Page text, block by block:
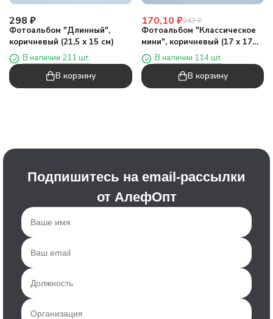
298 ₽
Фотоальбом "Длинный",
коричневый (21,5 х 15 см)
В наличии 211 шт.
В корзину
170,10 ₽243₽
Фотоальбом "Классическое
мини", коричневый (17 х 17
см) В наличии 114 шт.
В корзину
Подпишитесь на email-рассылки
от АлефОпт